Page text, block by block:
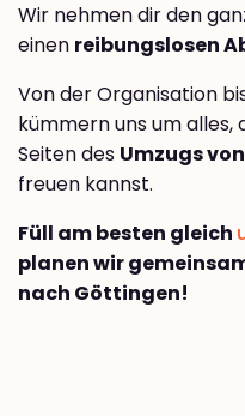
Wir nehmen dir den
einen reibungslosen
Von der Organisation
kümmern uns um alles,
Seiten des Umzugs
freuen kannst.
Füll am besten gleich
planen wir
nach Göttingen!